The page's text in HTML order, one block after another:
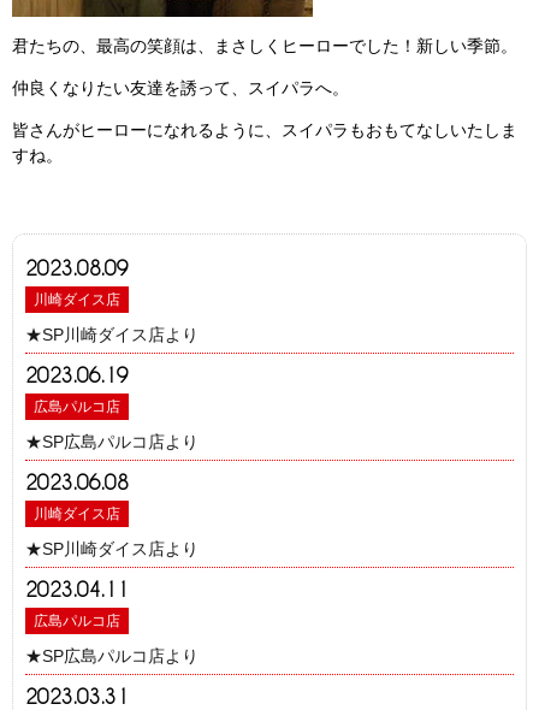
2023.08.09
川崎ダイス店
★SP川崎ダイス店より
2023.06.19
広島パルコ店
★SP広島パルコ店より
2023.06.08
川崎ダイス店
★SP川崎ダイス店より
2023.04.11
広島パルコ店
★SP広島パルコ店より
2023.03.31
君たちの、最高の笑顔は、まさしくヒーローでした！新しい季節。
仲良くなりたい友達を誘って、スイパラへ。
皆さんがヒーローになれるように、スイパラもおもてなしいたしま
すね。